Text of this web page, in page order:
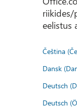
riikides/
eelistus
Čeština
Dansk
Deutsch
Deutsch